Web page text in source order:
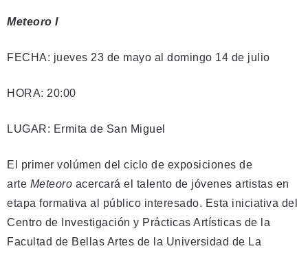
Meteoro I
FECHA: jueves 23 de mayo al domingo 14 de julio
HORA: 20:00
LUGAR: Ermita de San Miguel
El primer volúmen del ciclo de exposiciones de
arte Meteoro acercará el talento de jóvenes artistas en
etapa formativa al público interesado. Esta iniciativa del
Centro de Investigación y Prácticas Artísticas de la
Facultad de Bellas Artes de la Universidad de La